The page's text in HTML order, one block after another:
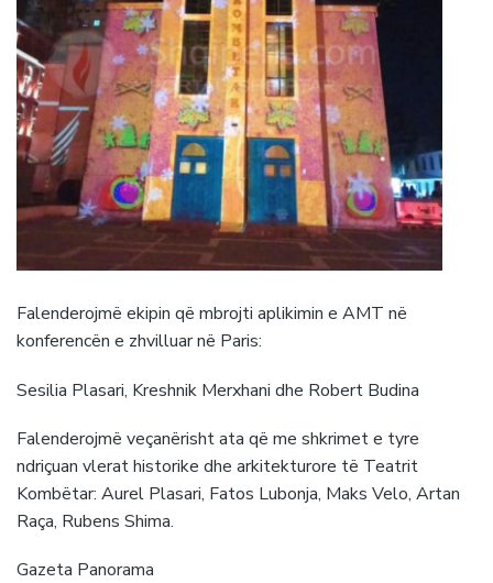
Falenderojmë ekipin që mbrojti aplikimin e AMT në
konferencën e zhvilluar në Paris:
Sesilia Plasari, Kreshnik Merxhani dhe Robert Budina
Falenderojmë veçanërisht ata që me shkrimet e tyre
ndriçuan vlerat historike dhe arkitekturore të Teatrit
Kombëtar: Aurel Plasari, Fatos Lubonja, Maks Velo, Artan
Raça, Rubens Shima.
Gazeta Panorama